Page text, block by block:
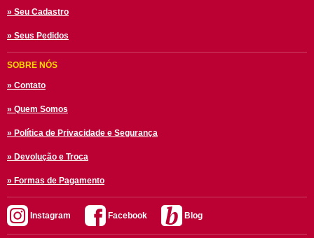
» Seu Cadastro
» Seus Pedidos
SOBRE NÓS
» Contato
» Quem Somos
» Política de Privacidade e Segurança
» Devolução e Troca
» Formas de Pagamento
Instagram Facebook Blog